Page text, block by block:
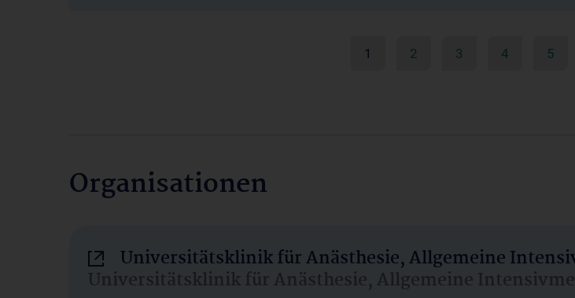
1 2 3 4 5
Organisationen
Universitätsklinik für Anästhesie, Allgemeine
Universitätsklinik für Anästhesie, Allgemeine